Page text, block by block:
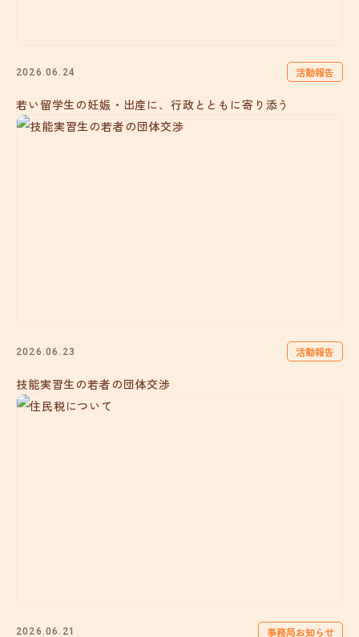
2026.06.24 活動報告
若い留学生の妊娠・出産に、行政とともに寄り添う
2026.06.23 活動報告
技能実習生の若者の団体交渉
2026.06.21 事務局お知らせ